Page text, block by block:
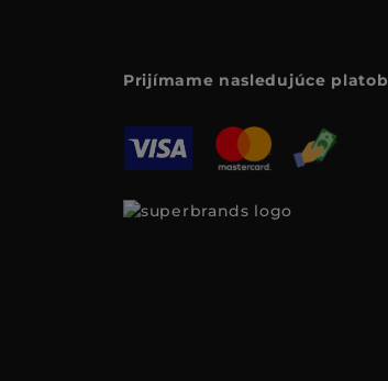
Prijímame nasledujúce